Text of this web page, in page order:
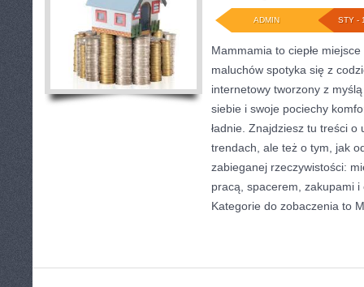
STY -
ADMIN
Mammamia to ciepłe
maluchów spotyka się z
internetowy tworzony z
siebie i swoje pociechy
ładnie. Znajdziesz tu treści
trendach, ale też o tym, jak
zabieganej rzeczywistości:
pracą, spacerem, zakupami
Kategorie do zobaczenia to